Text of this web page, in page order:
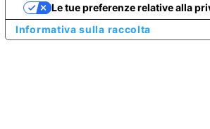
Informativa sulla raccolta
Le tue preferenze relative alla